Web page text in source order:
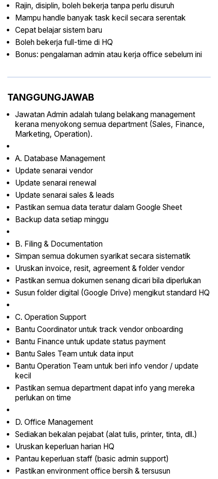
Rajin, disiplin, boleh bekerja tanpa perlu disuruh
Mampu handle banyak task kecil secara serentak
Cepat belajar sistem baru
Boleh bekerja full-time di HQ
Bonus: pengalaman admin atau kerja office sebelum ini
TANGGUNGJAWAB
Jawatan Admin adalah tulang belakang management
kerana menyokong semua department (Sales, Finance,
Marketing, Operation).
A. Database Management
Update senarai vendor
Update senarai renewal
Update senarai sales & leads
Pastikan semua data teratur dalam Google Sheet
Backup data setiap minggu
B. Filing & Documentation
Simpan semua dokumen syarikat secara sistematik
Uruskan invoice, resit, agreement & folder vendor
Pastikan semua dokumen senang dicari bila diperlukan
Susun folder digital (Google Drive) mengikut standard HQ
C. Operation Support
Bantu Coordinator untuk track vendor onboarding
Bantu Finance untuk update status payment
Bantu Sales Team untuk data input
Bantu Operation Team untuk beri info vendor / update
kecil
Pastikan semua department dapat info yang mereka
perlukan on time
D. Office Management
Sediakan bekalan pejabat (alat tulis, printer, tinta, dll.)
Uruskan keperluan harian HQ
Pantau keperluan staff (basic admin support)
Pastikan environment office bersih & tersusun